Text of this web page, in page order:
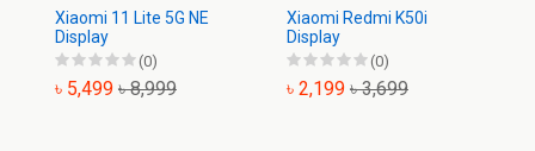
Xiaomi 11 Lite 5G NE
Display
(0)
৳ 5,499 ৳ 8,999
Xiaomi Redmi K50i
Display
(0)
৳ 2,199 ৳ 3,699